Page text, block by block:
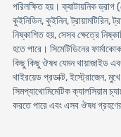
পরিলক্ষিত হয়। ক্যাটায়নিক ড্রাগ
কুইনিডিন, কুইনিন, ট্রায়ামটিরিন,
নিষ্কাশিত হয়, সেসব ক্ষেত্রে
হতে পারে। সিমেটিডিনের
কিছু কিছু ঔষধ যেমন থায়াজাইড
থাইরয়েড প্রডাক্ট, ইস্ট্রোজেন,
সিমপ্যাথোমিমেটিক ক্যালসিয়াম
করতে পারে এবং এসব ঔষধ